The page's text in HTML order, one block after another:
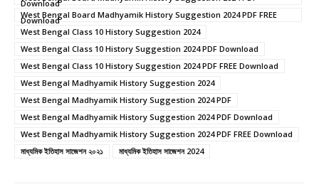
Download
West Bengal Board Madhyamik History Suggestion 2024 PDF FREE
Download
West Bengal Class 10 History Suggestion 2024
West Bengal Class 10 History Suggestion 2024 PDF Download
West Bengal Class 10 History Suggestion 2024 PDF FREE Download
West Bengal Madhyamik History Suggestion 2024
West Bengal Madhyamik History Suggestion 2024 PDF
West Bengal Madhyamik History Suggestion 2024 PDF Download
West Bengal Madhyamik History Suggestion 2024 PDF FREE Download
মাধ্যমিক ইতিহাস সাজেশন ২০২১
মাধ্যমিক ইতিহাস সাজেশন 2024